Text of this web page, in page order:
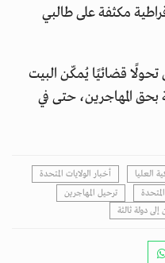
مكثفة على طالبي
تحولًا قضائيًا يُمكّن البيت
المهاجرين، حتى في
العليا
أخبار الولايات المتحدة
ترحيل المهاجرين
دولة ثالثة